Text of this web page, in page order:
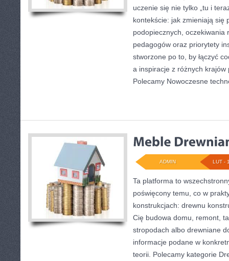
uczenie się nie tylko „tu i
kontekście: jak zmieniają się
podopiecznych, oczekiwania
pedagogów oraz priorytety
stworzone po to, by łączyć
a inspiracje z różnych krajów
Polecamy Nowoczesne
LUT -
ADMIN
Ta platforma to
poświęcony temu, co w
konstrukcjach: drewnu
Cię budowa domu, remont,
stropodach albo drewniane
informacje podane w
teorii. Polecamy kategorie